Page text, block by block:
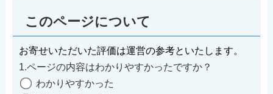
このページについて
お寄せいただいた評価は運営の参考といたします。
1.ページの内容はわかりやすかったですか？
わかりやすかった